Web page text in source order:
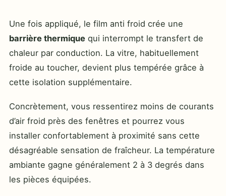
Une fois appliqué, le film anti froid crée une
barrière thermique qui interrompt le transfert de
chaleur par conduction. La vitre, habituellement
froide au toucher, devient plus tempérée grâce à
cette isolation supplémentaire.
Concrètement, vous ressentirez moins de courants
d’air froid près des fenêtres et pourrez vous
installer confortablement à proximité sans cette
désagréable sensation de fraîcheur. La température
ambiante gagne généralement 2 à 3 degrés dans
les pièces équipées.